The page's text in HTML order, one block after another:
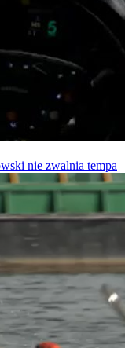
nie zwalnia tempa